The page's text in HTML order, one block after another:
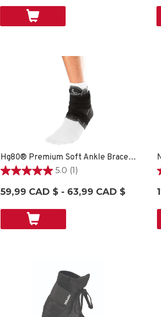
évaluations
Hg80® Premium Soft Ankle Brace - XS
5.0 (1)
5.0
sur
évaluation
59,99 CAD $ - 63,99 CAD $